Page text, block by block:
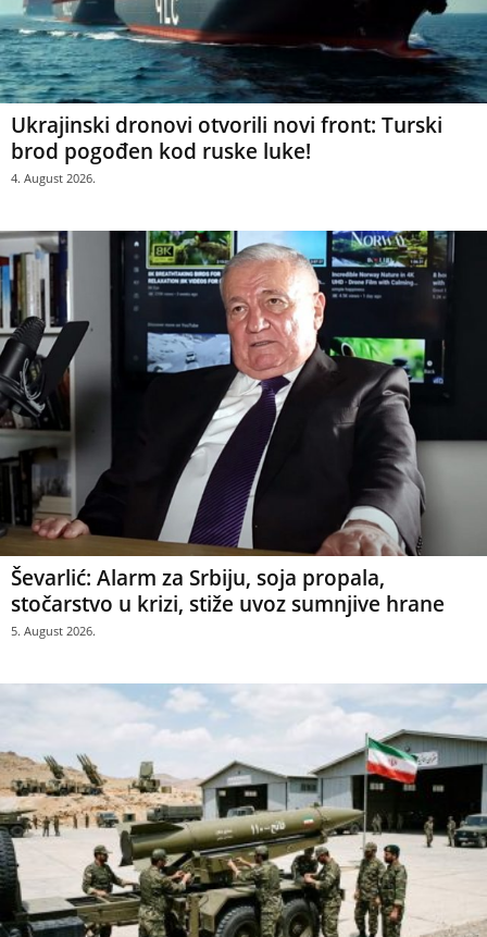
Ukrajinski dronovi otvorili novi front: Turski
brod pogođen kod ruske luke!
4. August 2026.
Ševarlić: Alarm za Srbiju, soja propala,
stočarstvo u krizi, stiže uvoz sumnjive hrane
5. August 2026.